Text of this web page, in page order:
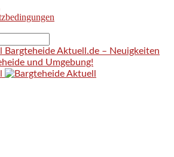
Bargteheide Aktuell.de – Neuigkeiten
und Umgebung!